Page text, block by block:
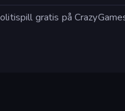
gratis på